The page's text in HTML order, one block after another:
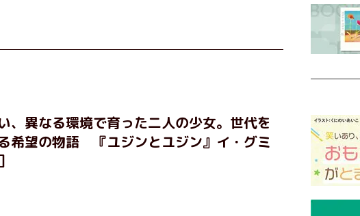
、異なる環境で育った二人の少女。世代を
希望の物語 『ユジンとユジン』イ・グミ